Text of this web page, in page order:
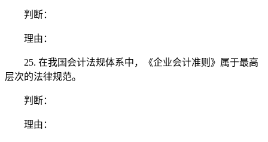
判断：
理由：
25. 在我国会计法规体系中，《企业会计准则》属于最高
层次的法律规范。
判断：
理由：